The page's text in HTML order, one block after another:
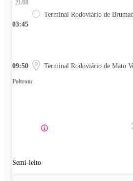
03:45
21/08
Terminal Rodoviário de
09:50 Terminal Rodoviário de Mato
Poltrona
Semi-leito